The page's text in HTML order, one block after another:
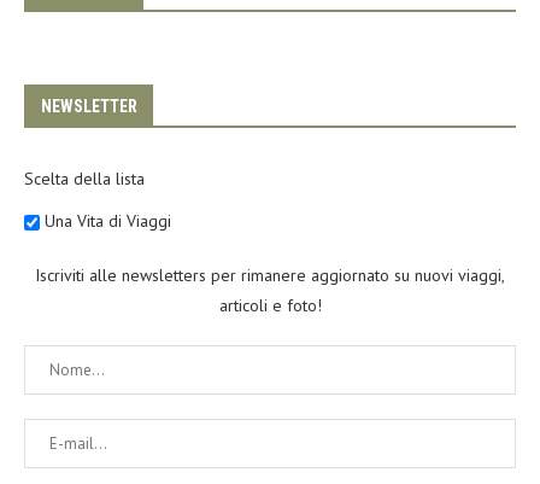
NEWSLETTER
Scelta della lista
Una Vita di Viaggi
Iscriviti alle newsletters per rimanere aggiornato su nuovi viaggi,
articoli e foto!